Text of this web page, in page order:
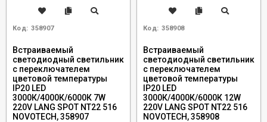
Код: 358907
Встраиваемый
светодиодный светильник
с переключателем
цветовой температуры
IP20 LED
3000К/4000К/6000К 7W
220V LANG SPOT NT22 516
NOVOTECH, 358907
Код: 358908
Встраиваемый
светодиодный светильник
с переключателем
цветовой температуры
IP20 LED
3000К/4000К/6000К 12W
220V LANG SPOT NT22 516
NOVOTECH, 358908